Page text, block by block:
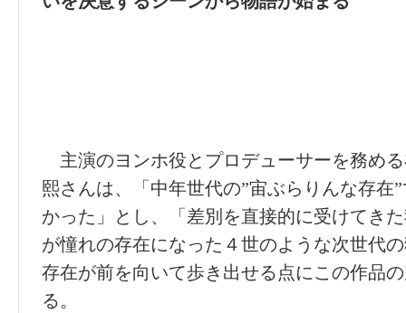
主演のヨンホ役とプロデューサーを務め
熙さんは、「中年世代の”宙ぶらりんな存在
かった」とし、「差別を直接的に受けてき
が憧れの存在になった４世のような次世代
存在が前を向いて歩き出せる点にこの作品
る。